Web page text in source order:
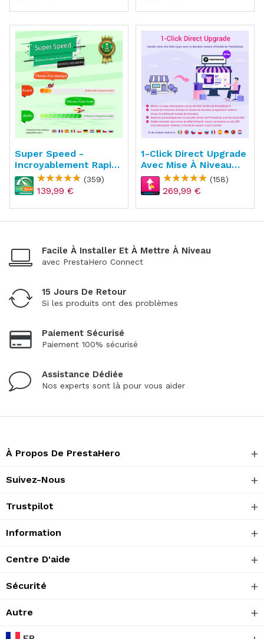
Super Speed -
Incroyablement Rapide
- WebP, Cache De
Page & SEO
(359)
139,99 €
1-Click Direct Upgrade
Avec Mise À Niveau
Gratuite
(158)
269,99 €
Facile À Installer Et À Mettre À Niveau
avec PrestaHero Connect
15 Jours De Retour
Si les produits ont des problèmes
Paiement Sécurisé
Paiement 100% sécurisé
Assistance Dédiée
Nos experts sont là pour vous aider
À Propos De PrestaHero
Suivez-Nous
Trustpilot
Information
Centre D'aide
Sécurité
Autre